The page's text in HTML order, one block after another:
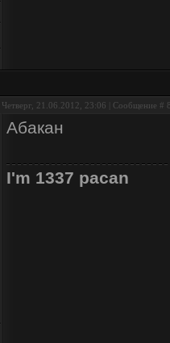
Четверг, 21.06.2012, 23:06 | Сообщение #
Абакан
I'm 1337 pacan